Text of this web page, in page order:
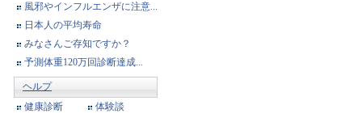
風邪やインフルエンザに注意...
日本人の平均寿命
みなさんご存知ですか？
予測体重120万回診断達成...
ヘルプ
健康診断
体験談